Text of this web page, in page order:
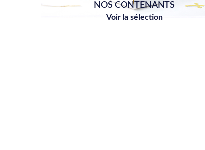
NOS CONTENANTS
Voir la sélection